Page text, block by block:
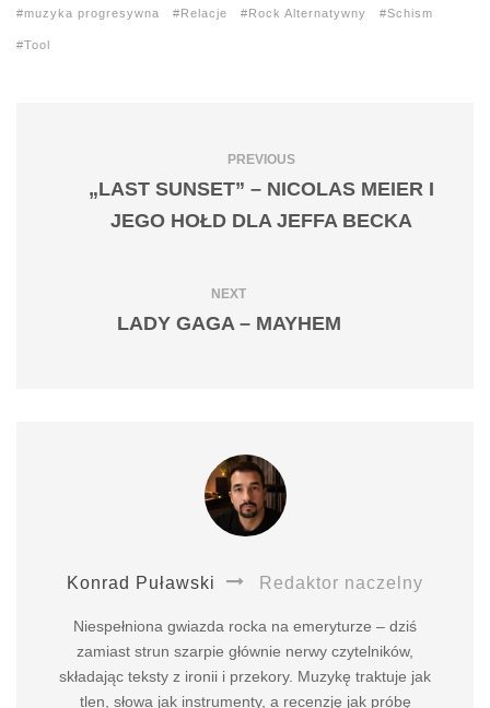
muzyka progresywna Relacje Rock Alternatywny Schism
Tool
PREVIOUS
„LAST SUNSET” – NICOLAS MEIER I
JEGO HOŁD DLA JEFFA BECKA
NEXT
LADY GAGA – MAYHEM
Konrad Puławski Redaktor naczelny
Niespełniona gwiazda rocka na emeryturze – dziś
zamiast strun szarpie głównie nerwy czytelników,
składając teksty z ironii i przekory. Muzykę traktuje jak
tlen, słowa jak instrumenty, a recenzję jak próbę